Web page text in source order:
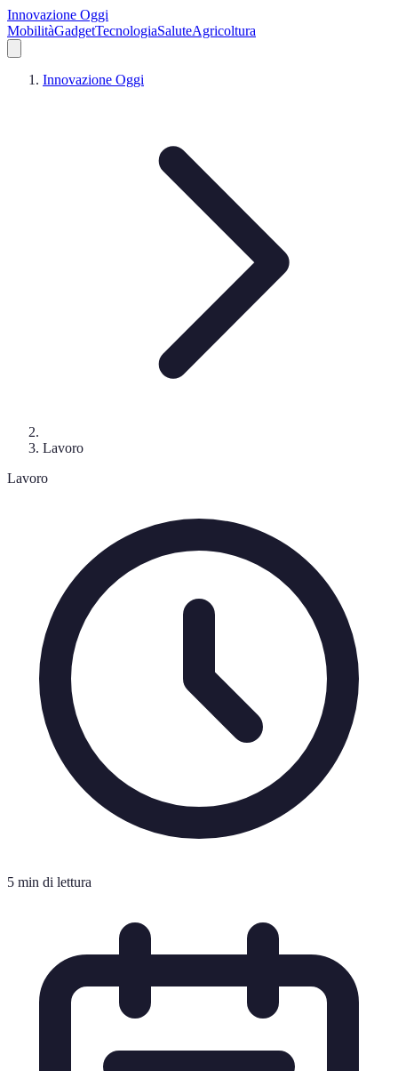
Innovazione Oggi
MobilitàGadgetTecnologiaSaluteAgricoltura
Innovazione Oggi
Lavoro
Lavoro
5 min di lettura